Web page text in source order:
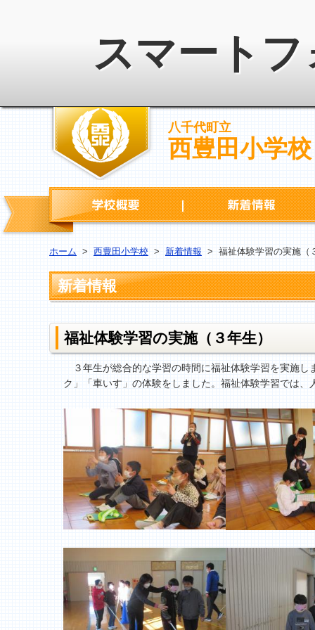
スマート
八千代町立
西豊田小学校
学校概要
ホーム > 西豊田小学校 > 新着情報 > 福祉体験学習の実施（
新着情報
福祉体験学習の実施（３年生）
３年生が総合的な学習の時間に福祉体験学習を実施し
ク」「車いす」の体験をしました。福祉体験学習では